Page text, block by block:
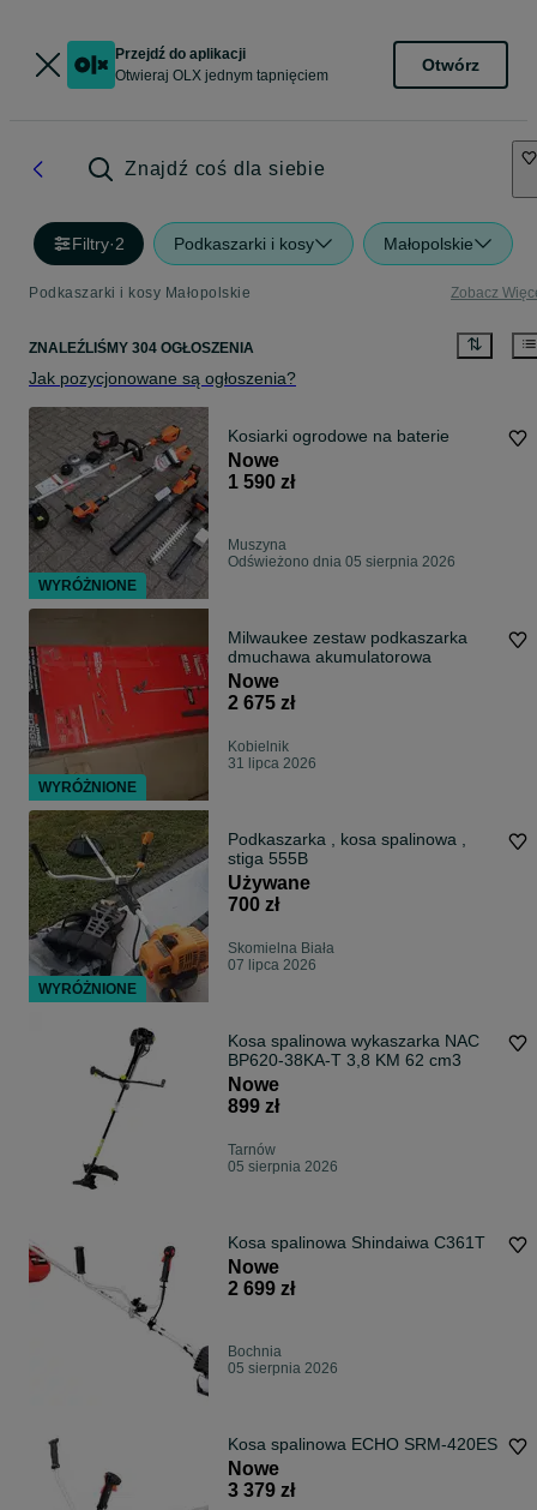
Przejdź do aplikacji
Otwieraj OLX jednym tapnięciem
Otwórz
Znajdź coś dla siebie
Filtry·2 Podkaszarki i kosy Małopolskie
Podkaszarki i kosy Małopolskie Zobacz
ZNALEŹLIŚMY 304 OGŁOSZENIA
Jak pozycjonowane są ogłoszenia?
Kosiarki ogrodowe na baterie
Nowe
1 590 zł
Muszyna
Odświeżono dnia 05 sierpnia 2026
Milwaukee zestaw podkaszarka
dmuchawa akumulatorowa
Nowe
2 675 zł
Kobielnik
31 lipca 2026
Podkaszarka , kosa spalinowa ,
stiga 555B
Używane
700 zł
Skomielna Biała
07 lipca 2026
Kosa spalinowa wykaszarka NAC
BP620-38KA-T 3,8 KM 62 cm3
Nowe
899 zł
Tarnów
05 sierpnia 2026
Kosa spalinowa Shindaiwa C361T
Nowe
2 699 zł
Bochnia
05 sierpnia 2026
Kosa spalinowa ECHO SRM-420ES
Nowe
3 379 zł
WYRÓŻNIONE
WYRÓŻNIONE
WYRÓŻNIONE